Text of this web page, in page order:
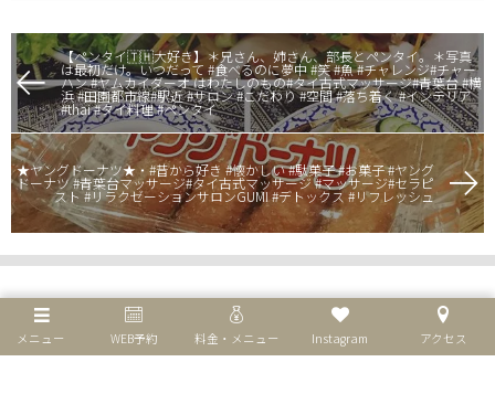
【ペンタイ🇹🇭大好き】＊兄さん、姉さん、部長とペンタイ。＊写真
は最初だけ。いつだって #食べるのに夢中 #笑 #魚 #チャレンジ#チャー
ハン #ヤムカイダーオ はわたしのもの#タイ古式マッサージ#青葉台 #横
浜 #田園都市線#駅近 #サロン #こだわり #空間 #落ち着く #インテリア
#thai #タイ料理 #ペンタイ
★ヤングドーナツ★・#昔から好き #懐かしい #駄菓子 #お菓子 #ヤング
ドーナツ #青葉台マッサージ#タイ古式マッサージ #マッサージ#セラピ
スト #リラクゼーションサロンGUMI #デトックス #リフレッシュ
個人情報保護方針
メニュー WEB予約 料金・メニュー Instagram アクセス